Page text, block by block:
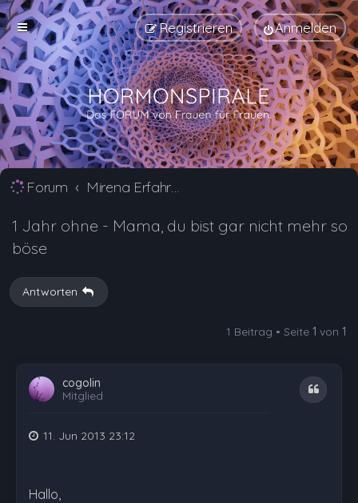
Anmelden
Registrieren
Forum Mirena Erfahrungsberichte und Nebenwirkungen
1 Jahr ohne - Mama, du bist gar nicht mehr so
böse
Antworten
1 Beitrag • Seite 1 von 1
cogolin
Mitglied
Zitat
11. Jun 2013 23:12
Hallo,